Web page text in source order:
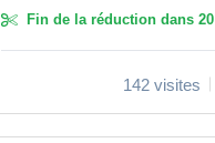
Fin de la réduction dans
142 visites